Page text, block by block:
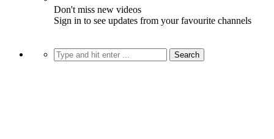
Don't miss new videos
Sign in to see updates from your favourite channels